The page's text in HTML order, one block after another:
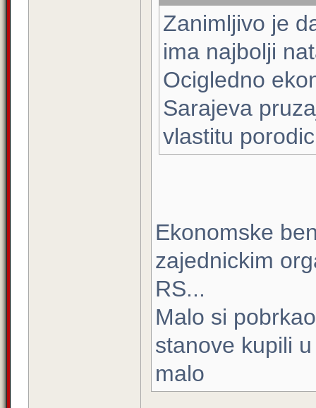
Zanimljivo je
ima najbolji
Ocigledno
Sarajeva
vlastitu
Ekonomske
zajednickim
RS...
Malo si
stanove kupili
malo